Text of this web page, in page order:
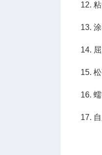
12.
13.
14.
15.
16.
17.